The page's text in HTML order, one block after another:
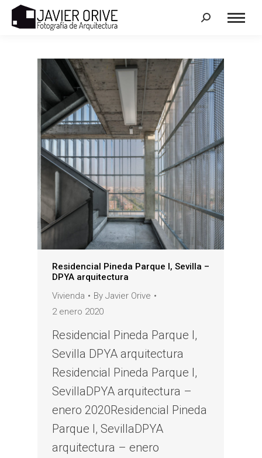
Search:
Residencial Pineda Parque I, Sevilla –
DPYA arquitectura
Vivienda
By Javier Orive
2 enero 2020
Residencial Pineda Parque I,
Sevilla DPYA arquitectura
Residencial Pineda Parque I,
SevillaDPYA arquitectura –
enero 2020Residencial Pineda
Parque I, SevillaDPYA
arquitectura – enero